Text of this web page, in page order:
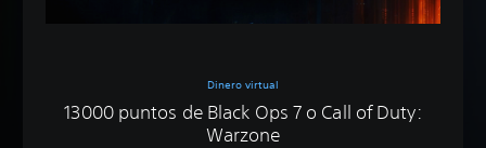
Dinero virtual
13000 puntos de Black Ops 7 o Call of Duty:
Warzone